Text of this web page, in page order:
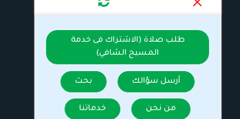
كتب ومطبوعات
طلب صلاة (الاشتراك فى خدمة
المسيح الشافي)
أرسل سؤالك بحث
من نحن خدماتنا